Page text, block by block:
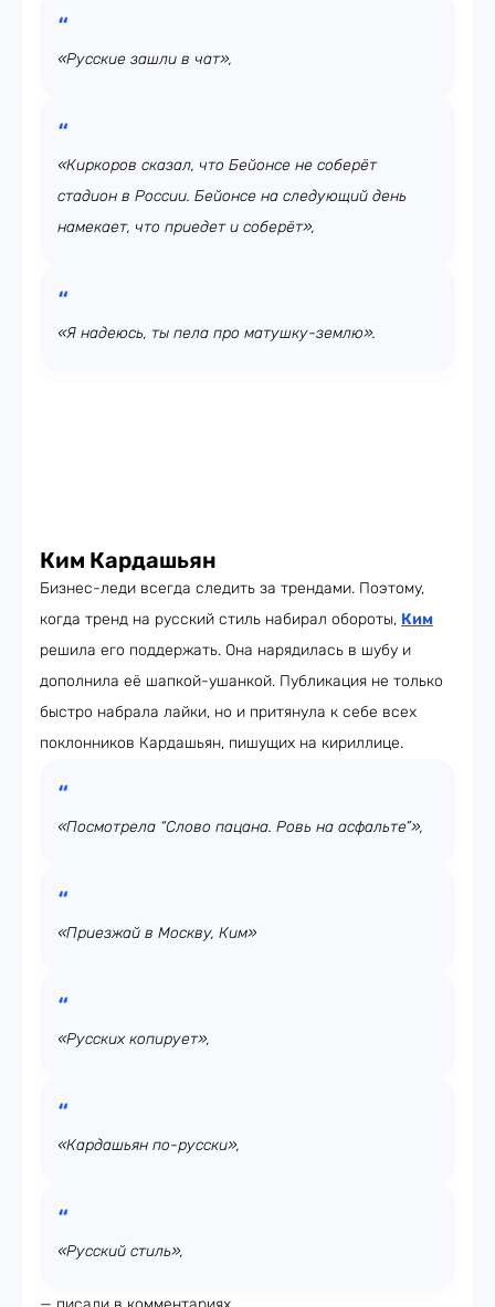
«Русские зашли в чат»,
«Киркоров сказал, что Бейонсе не соберёт
стадион в России. Бейонсе на следующий день
намекает, что приедет и соберёт»,
«Я надеюсь, ты пела про матушку-землю».
Ким Кардашьян
Бизнес-леди всегда следить за трендами. Поэтому,
когда тренд на русский стиль набирал обороты, Ким
решила его поддержать. Она нарядилась в шубу и
дополнила её шапкой-ушанкой. Публикация не только
быстро набрала лайки, но и притянула к себе всех
поклонников Кардашьян, пишущих на кириллице.
«Посмотрела “Слово пацана. Ровь на асфальте”»,
«Приезжай в Москву, Ким»
«Русских копирует»,
«Кардашьян по-русски»,
«Русский стиль»,